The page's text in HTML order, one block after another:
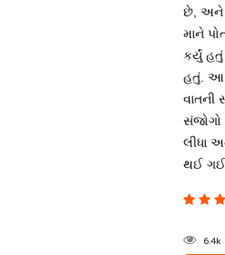
છે, અને
માને
કર્યું
હતું. આ
સંજોગો
લીધા
થઈ ગઈ.
6.4k